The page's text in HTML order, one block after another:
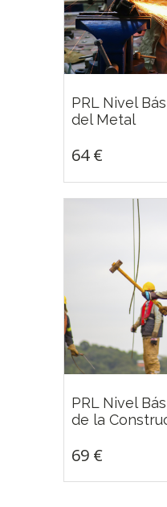
PRL Nivel
del Metal
64€
PRL Nivel
de la
69 €